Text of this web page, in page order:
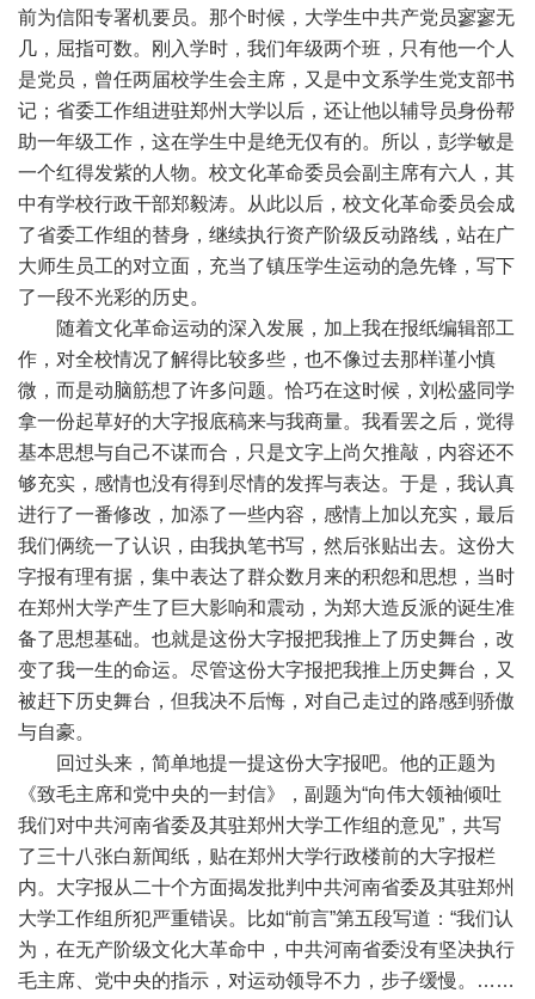
前为信阳专署机要员。那个时候，大学生中共产党员寥寥无
几，屈指可数。刚入学时，我们年级两个班，只有他一个人
是党员，曾任两届校学生会主席，又是中文系学生党支部书
记；省委工作组进驻郑州大学以后，还让他以辅导员身份帮
助一年级工作，这在学生中是绝无仅有的。所以，彭学敏是
一个红得发紫的人物。校文化革命委员会副主席有六人，其
中有学校行政干部郑毅涛。从此以后，校文化革命委员会成
了省委工作组的替身，继续执行资产阶级反动路线，站在广
大师生员工的对立面，充当了镇压学生运动的急先锋，写下
了一段不光彩的历史。
随着文化革命运动的深入发展，加上我在报纸编辑部工
作，对全校情况了解得比较多些，也不像过去那样谨小慎
微，而是动脑筋想了许多问题。恰巧在这时候，刘松盛同学
拿一份起草好的大字报底稿来与我商量。我看罢之后，觉得
基本思想与自己不谋而合，只是文字上尚欠推敲，内容还不
够充实，感情也没有得到尽情的发挥与表达。于是，我认真
进行了一番修改，加添了一些内容，感情上加以充实，最后
我们俩统一了认识，由我执笔书写，然后张贴出去。这份大
字报有理有据，集中表达了群众数月来的积怨和思想，当时
在郑州大学产生了巨大影响和震动，为郑大造反派的诞生准
备了思想基础。也就是这份大字报把我推上了历史舞台，改
变了我一生的命运。尽管这份大字报把我推上历史舞台，又
被赶下历史舞台，但我决不后悔，对自己走过的路感到骄傲
与自豪。
回过头来，简单地提一提这份大字报吧。他的正题为
《致毛主席和党中央的一封信》，副题为“向伟大领袖倾吐
我们对中共河南省委及其驻郑州大学工作组的意见”，共写
了三十八张白新闻纸，贴在郑州大学行政楼前的大字报栏
内。大字报从二十个方面揭发批判中共河南省委及其驻郑州
大学工作组所犯严重错误。比如“前言”第五段写道：“我们认
为，在无产阶级文化大革命中，中共河南省委没有坚决执行
毛主席、党中央的指示，对运动领导不力，步子缓慢。……